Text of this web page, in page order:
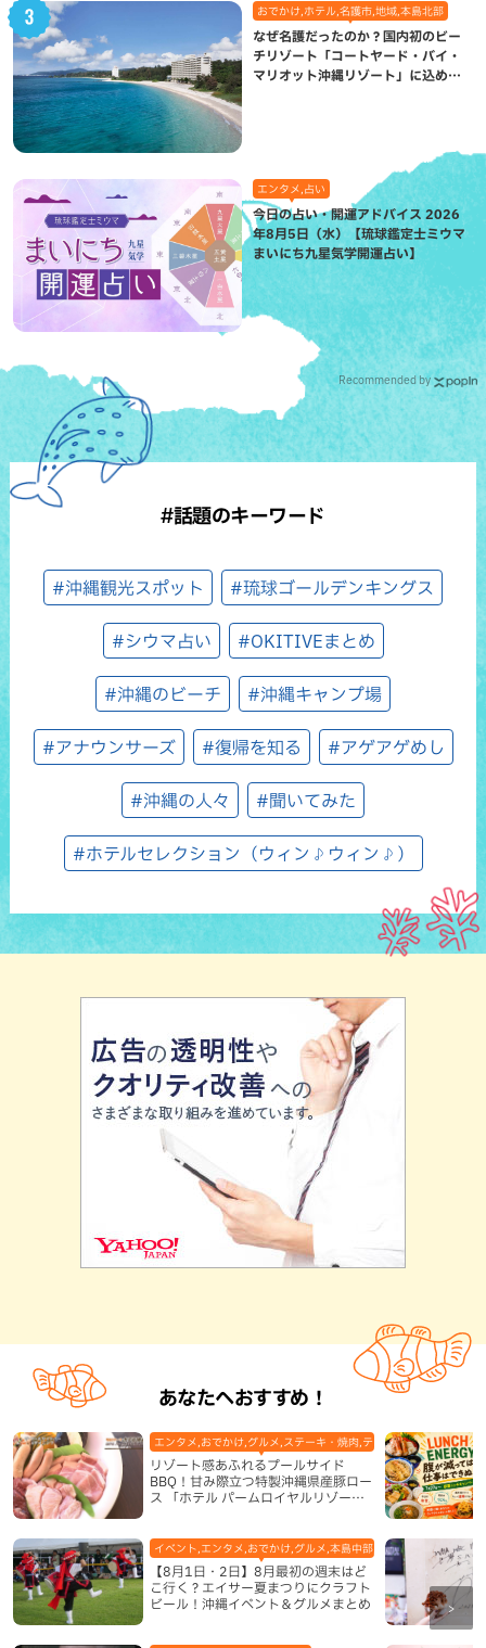
おでかけ,ホテル,名護市,地域,本島北部
なぜ名護だったのか？国内初のビー
チリゾート「コートヤード・バイ・
マリオット沖縄リゾート」に込めら
エンタメ,占い
今日の占い・開運アドバイス 2026
年8月5日（水）【琉球鑑定士ミウマ
まいにち九星気学開運占い】
Recommended by
#話題のキーワード
#沖縄観光スポット #琉球ゴールデンキングス
#シウマ占い #OKITIVEまとめ
#沖縄のビーチ #沖縄キャンプ場
#アナウンサーズ #復帰を知る #アゲアゲめし
#沖縄の人々 #聞いてみた
#ホテルセレクション（ウィン♪ウィン♪）
あなたへおすすめ！
リゾート感あふれるプールサイド
BBQ！甘み際立つ特製沖縄県産豚ロー
ス 「ホテル パームロイヤルリゾート
エンタメ,おでかけ,グルメ,ステーキ・焼肉,テレビ,ホテル,地域,本島
【8月1日・2日】8月最初の週末はど
こ行く？エイサー夏まつりにクラフト
ビール！沖縄イベント＆グルメまとめ
イベント,エンタメ,おでかけ,グルメ,本島中部,本島北部,本島南部